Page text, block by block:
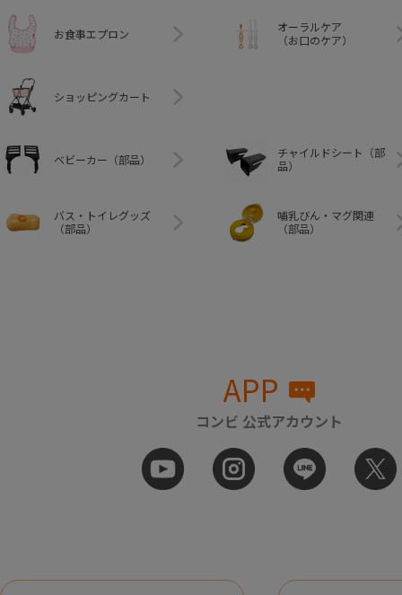
お食事エプロン
オーラルケア
（お口のケア）
ショッピングカート
ベビーカー（部品）
チャイルドシート（部
品）
バス・トイレグッズ
（部品）
哺乳びん・マグ関連
（部品）
APP
コンビ 公式アカウント